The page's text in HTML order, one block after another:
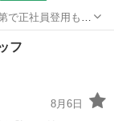
正社員登用もあ
少ない」との声
フ
8月6日